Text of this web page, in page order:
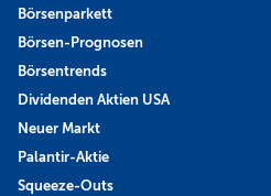
Börsenparkett
Börsen-Prognosen
Börsentrends
Dividenden Aktien USA
Neuer Markt
Palantir-Aktie
Squeeze-Outs